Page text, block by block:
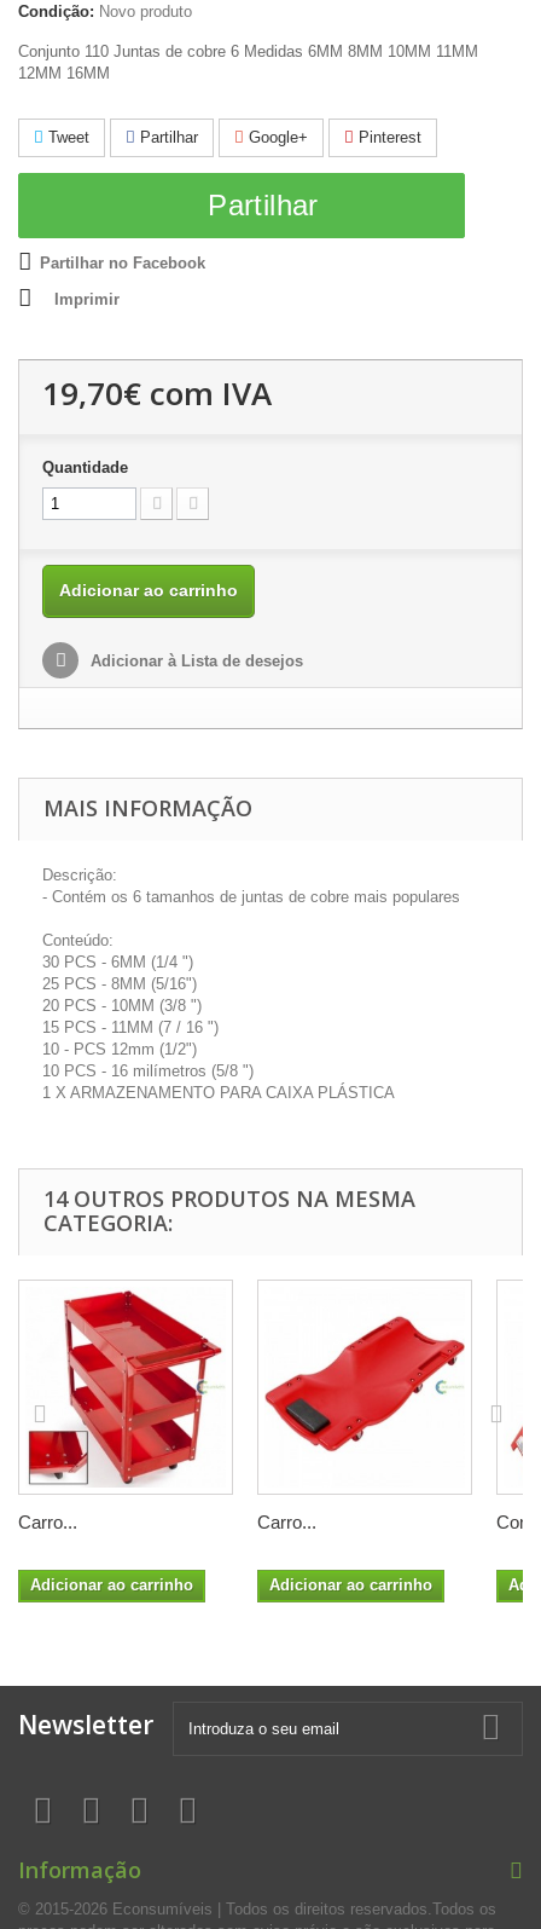
Condição: Novo produto
Conjunto 110 Juntas de cobre 6 Medidas 6MM 8MM 10MM 11MM
12MM 16MM
Tweet Partilhar Google+ Pinterest
Partilhar
Partilhar no Facebook
Imprimir
19,70€ com IVA
Quantidade
Adicionar ao carrinho
Adicionar à Lista de desejos
MAIS INFORMAÇÃO
Descrição:
- Contém os 6 tamanhos de juntas de cobre mais populares
Conteúdo:
30 PCS - 6MM (1/4 ")
25 PCS - 8MM (5/16")
20 PCS - 10MM (3/8 ")
15 PCS - 11MM (7 / 16 ")
10 - PCS 12mm (1/2")
10 PCS - 16 milímetros (5/8 ")
1 X ARMAZENAMENTO PARA CAIXA PLÁSTICA
14 OUTROS PRODUTOS NA MESMA
CATEGORIA:
Carro...
Adicionar ao carrinho
Carro...
Adicionar ao carrinho
Newsletter
Informação
© 2015-2026 Econsumíveis | Todos os direitos reservados.Todos os